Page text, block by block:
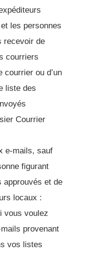
les personnes
recevoir de
courriers
courrier ou d’un
liste des
Courrier
e-mails, sauf
figurant
approuvés et de
locaux :
vous voulez
provenant
vos listes